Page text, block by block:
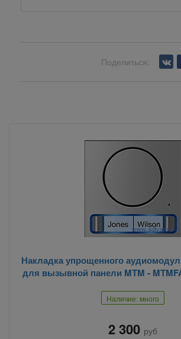
Поделиться:
Накладка упрощенного
для вызывной панели MTM -
Наличие: много
2 300 руб